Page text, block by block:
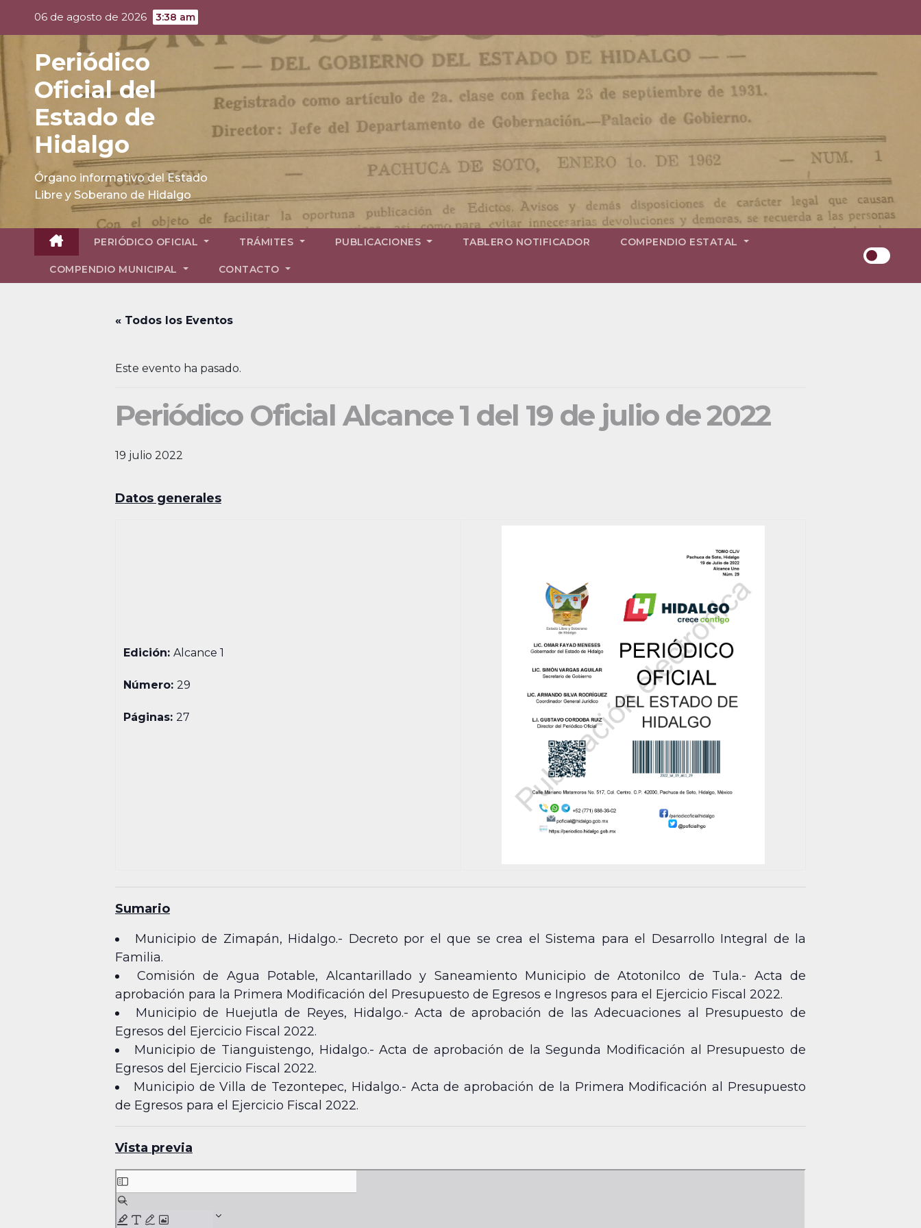
06 de agosto de 2026 3:38 am
Periódico
Oficial del
Estado de
Hidalgo
Órgano informativo del Estado
Libre y Soberano de Hidalgo
PERIÓDICO OFICIAL TRÁMITES PUBLICACIONES TABLERO NOTIFICADOR COMPENDIO ESTATAL
COMPENDIO MUNICIPAL CONTACTO
« Todos los Eventos
Este evento ha pasado.
Periódico Oficial Alcance 1 del 19 de julio de 2022
19 julio 2022
Datos generales
Edición:Alcance 1
Número:29
Páginas:27
Sumario
Municipio de Zimapán, Hidalgo.- Decreto por el que se crea el Sistema para el Desarrollo Integral de la
Familia.
Comisión de Agua Potable, Alcantarillado y Saneamiento Municipio de Atotonilco de Tula.- Acta de
aprobación para la Primera Modificación del Presupuesto de Egresos e Ingresos para el Ejercicio Fiscal 2022.
Municipio de Huejutla de Reyes, Hidalgo.- Acta de aprobación de las Adecuaciones al Presupuesto de
Egresos del Ejercicio Fiscal 2022.
Municipio de Tianguistengo, Hidalgo.- Acta de aprobación de la Segunda Modificación al Presupuesto de
Egresos del Ejercicio Fiscal 2022.
Municipio de Villa de Tezontepec, Hidalgo.- Acta de aprobación de la Primera Modificación al Presupuesto
de Egresos para el Ejercicio Fiscal 2022.
Vista previa
Skip
to
PDF